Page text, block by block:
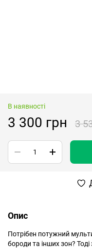
В наявності
3 300 грн 3
Опис
Потрібен потужний
бороди та інших зон?